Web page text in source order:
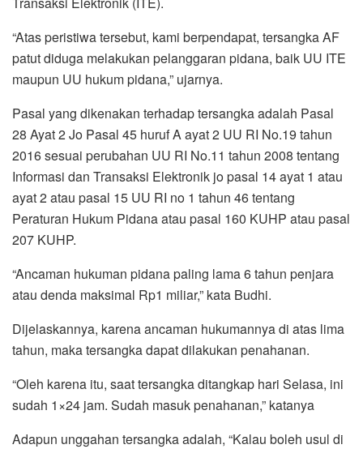
“Atas peristiwa tersebut, kami berpendapat, tersangka AF
patut diduga melakukan pelanggaran pidana, baik UU ITE
maupun UU hukum pidana,” ujarnya.
Pasal yang dikenakan terhadap tersangka adalah Pasal
28 Ayat 2 Jo Pasal 45 huruf A ayat 2 UU RI No.19 tahun
2016 sesuai perubahan UU RI No.11 tahun 2008 tentang
Informasi dan Transaksi Elektronik jo pasal 14 ayat 1 atau
ayat 2 atau pasal 15 UU RI no 1 tahun 46 tentang
Peraturan Hukum Pidana atau pasal 160 KUHP atau pasal
207 KUHP.
“Ancaman hukuman pidana paling lama 6 tahun penjara
atau denda maksimal Rp1 miliar,” kata Budhi.
Dijelaskannya, karena ancaman hukumannya di atas lima
tahun, maka tersangka dapat dilakukan penahanan.
“Oleh karena itu, saat tersangka ditangkap hari Selasa, ini
sudah 1×24 jam. Sudah masuk penahanan,” katanya
Adapun unggahan tersangka adalah, “Kalau boleh usul di